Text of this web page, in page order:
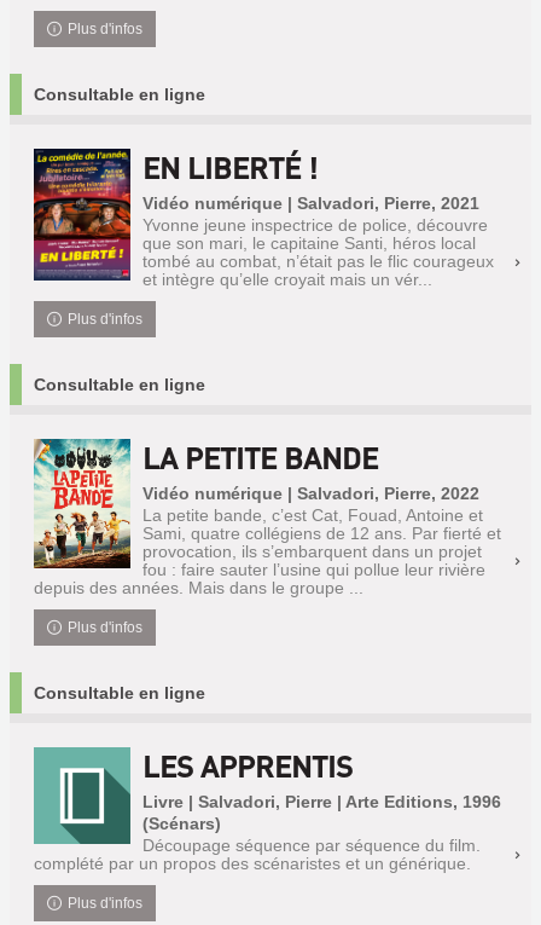
Plus d'infos
Consultable en ligne
EN LIBERTÉ !
Vidéo numérique | Salvadori, Pierre, 2021
Yvonne jeune inspectrice de police, découvre
que son mari, le capitaine Santi, héros local
tombé au combat, n’était pas le flic courageux
et intègre qu’elle croyait mais un vér...
Plus d'infos
Consultable en ligne
LA PETITE BANDE
Vidéo numérique | Salvadori, Pierre, 2022
La petite bande, c’est Cat, Fouad, Antoine et
Sami, quatre collégiens de 12 ans. Par fierté et
provocation, ils s’embarquent dans un projet
fou : faire sauter l’usine qui pollue leur rivière
depuis des années. Mais dans le groupe ...
Plus d'infos
Consultable en ligne
LES APPRENTIS
Livre | Salvadori, Pierre | Arte Editions, 1996
(Scénars)
Découpage séquence par séquence du film.
complété par un propos des scénaristes et un générique.
Plus d'infos